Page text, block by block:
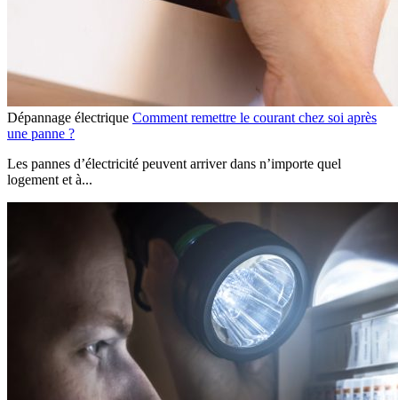
Dépannage électrique Comment remettre le courant chez soi après
une panne ?
Les pannes d’électricité peuvent arriver dans n’importe quel
logement et à...